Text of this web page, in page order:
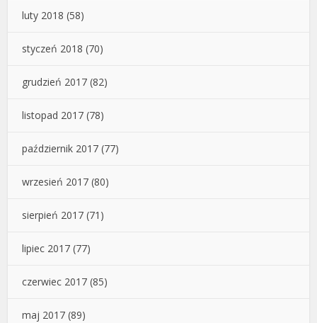
luty 2018 (58)
styczeń 2018 (70)
grudzień 2017 (82)
listopad 2017 (78)
październik 2017 (77)
wrzesień 2017 (80)
sierpień 2017 (71)
lipiec 2017 (77)
czerwiec 2017 (85)
maj 2017 (89)